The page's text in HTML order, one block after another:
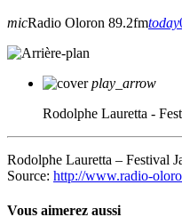
micRadio Oloron 89.2fmtoday
play_arrow
Rodolphe Lauretta -
Rodolphe Lauretta – Festival
Source: http://www.radio-
Vous aimerez aussi